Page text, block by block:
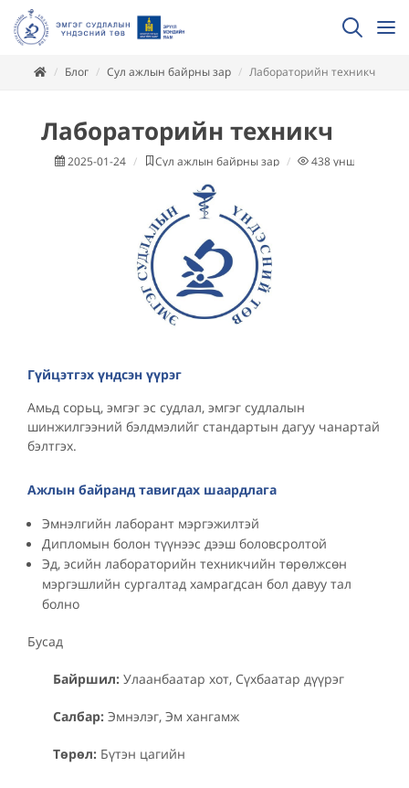
Блог Сул ажлын байрны зар Лабораторийн техникч
Лабораторийн техникч
2025-01-24 Сул ажлын байрны зар 438уншсан
Гүйцэтгэх үндсэн үүрэг
Амьд сорьц, эмгэг эс судлал, эмгэг судлалын
шинжилгээний бэлдмэлийг стандартын дагуу чанартай
бэлтгэх.
Ажлын байранд тавигдах шаардлага
Эмнэлгийн лаборант мэргэжилтэй
Дипломын болон түүнээс дээш боловсролтой
Эд, эсийн лабораторийн техникчийн төрөлжсөн
мэргэшлийн сургалтад хамрагдсан бол давуу тал
болно
Бусад
Байршил: Улаанбаатар хот, Сүхбаатар дүүрэг
Салбар: Эмнэлэг, Эм хангамж
Төрөл: Бүтэн цагийн